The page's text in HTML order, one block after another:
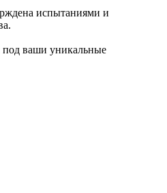
испытаниями и
под ваши уникальные